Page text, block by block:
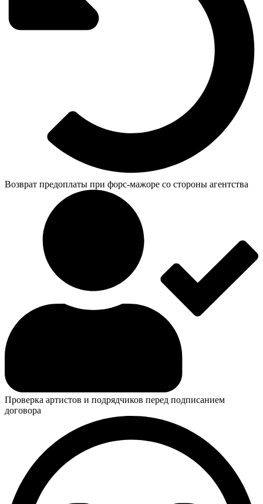
Возврат предоплаты при форс-мажоре со стороны агентства
Проверка артистов и подрядчиков перед подписанием
договора